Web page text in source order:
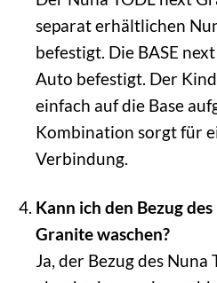
separat erhältlichen
befestigt. Die BASE
Auto befestigt. Der
einfach auf die Base
Kombination sorgt für
Verbindung.
Kann ich den Bezug
Granite waschen?
Ja, der Bezug des